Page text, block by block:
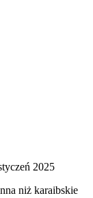
2025
niż karaibskie